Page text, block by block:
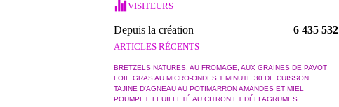
VISITEURS
Depuis la création 6 435 532
ARTICLES RÉCENTS
BRETZELS NATURES, AU FROMAGE, AUX GRAINES DE PAVOT
FOIE GRAS AU MICRO-ONDES 1 MINUTE 30 DE CUISSON
TAJINE D'AGNEAU AU POTIMARRON AMANDES ET MIEL
POUMPET, FEUILLETÉ AU CITRON ET DÉFI AGRUMES